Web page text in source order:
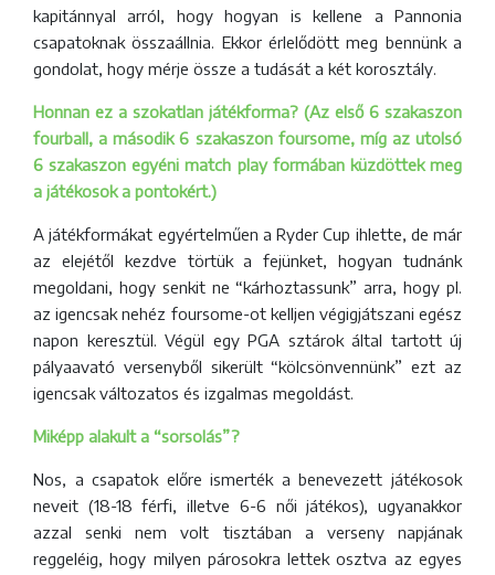
kapitánnyal arról, hogy hogyan is kellene a Pannonia
csapatoknak összaállnia. Ekkor érlelődött meg bennünk a
gondolat, hogy mérje össze a tudását a két korosztály.
Honnan ez a szokatlan játékforma? (Az első 6 szakaszon
fourball, a második 6 szakaszon foursome, míg az utolsó
6 szakaszon egyéni match play formában küzdöttek meg
a játékosok a pontokért.)
A játékformákat egyértelműen a Ryder Cup ihlette, de már
az elejétől kezdve törtük a fejünket, hogyan tudnánk
megoldani, hogy senkit ne “kárhoztassunk” arra, hogy pl.
az igencsak nehéz foursome-ot kelljen végigjátszani egész
napon keresztül. Végül egy PGA sztárok által tartott új
pályaavató versenyből sikerült “kölcsönvennünk” ezt az
igencsak változatos és izgalmas megoldást.
Miképp alakult a “sorsolás”?
Nos, a csapatok előre ismerték a benevezett játékosok
neveit (18-18 férfi, illetve 6-6 női játékos), ugyanakkor
azzal senki nem volt tisztában a verseny napjának
reggeléig, hogy milyen párosokra lettek osztva az egyes